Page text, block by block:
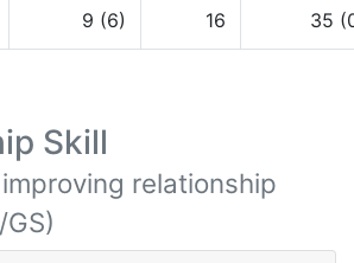
9 (6) 16 35
Skill
relationship